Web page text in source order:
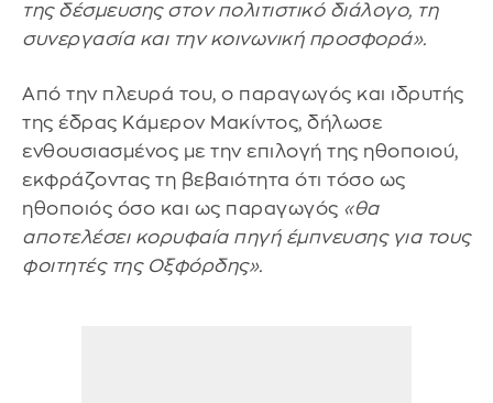
της δέσμευσης στον πολιτιστικό διάλογο, τη
συνεργασία και την κοινωνική προσφορά».
Από την πλευρά του, ο παραγωγός και ιδρυτής
της έδρας Κάμερον Μακίντος, δήλωσε
ενθουσιασμένος με την επιλογή της ηθοποιού,
εκφράζοντας τη βεβαιότητα ότι τόσο ως
ηθοποιός όσο και ως παραγωγός «θα
αποτελέσει κορυφαία πηγή έμπνευσης για τους
φοιτητές της Οξφόρδης».